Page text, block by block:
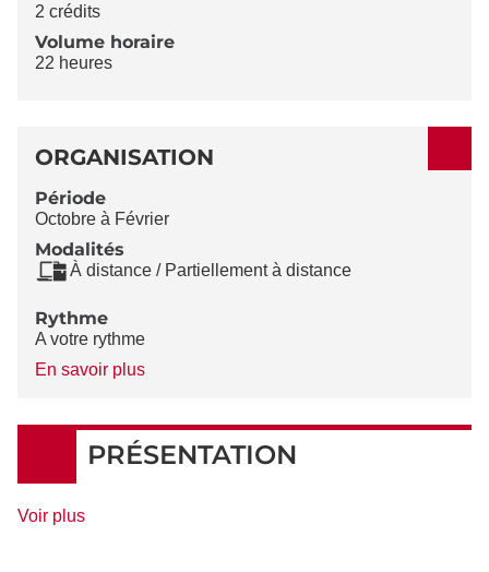
2 crédits
Volume horaire
22 heures
ORGANISATION
Période
Octobre à Février
Modalités
À distance / Partiellement à distance
Rythme
A votre rythme
En savoir plusà
Rythme
PRÉSENTATION
Voir plusde